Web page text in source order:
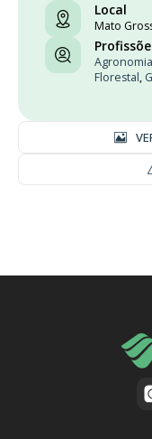
Local
Mato
Agronomia
Florestal,